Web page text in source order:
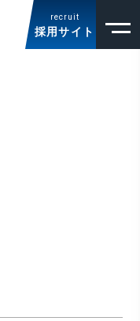
recruit
採用サイト